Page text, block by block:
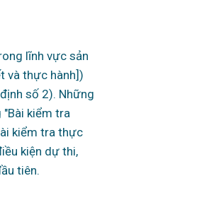
lĩnh vực sản
và thực hành])
số 2). Những
kiểm tra
kiểm tra thực
kiện dự thi,
tiên.